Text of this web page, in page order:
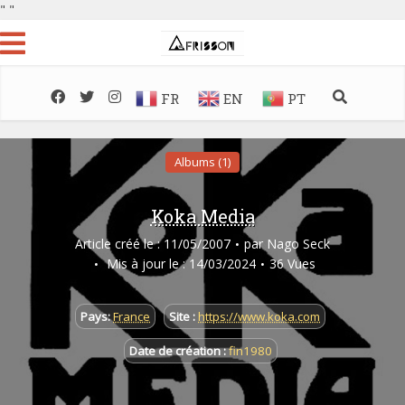
" "
FR EN PT
Albums (1)
Koka Media
Article créé le : 11/05/2007 par Nago Seck
Mis à jour le : 14/03/2024
36 Vues
Pays:France Site : https://www.koka.com
Date de création :fin1980